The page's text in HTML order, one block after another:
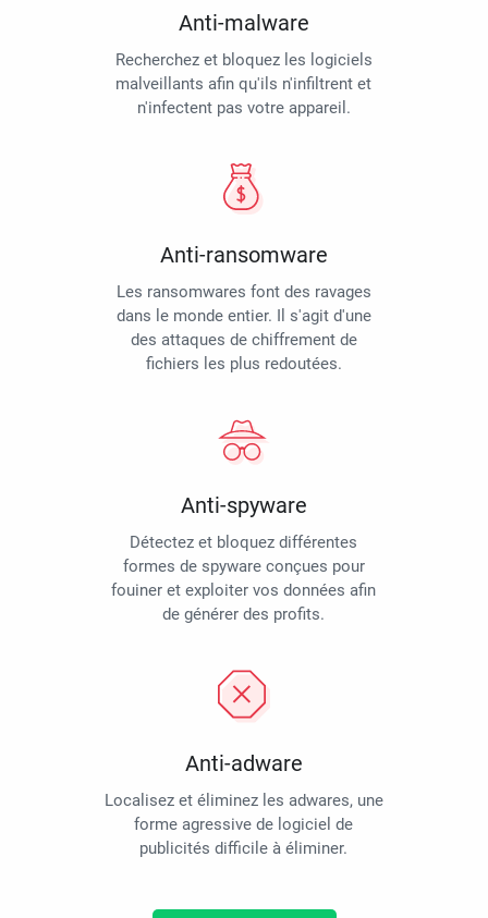
Anti-malware
Recherchez et bloquez les logiciels
malveillants afin qu'ils n'infiltrent et
n'infectent pas votre appareil.
Anti-ransomware
Les ransomwares font des ravages
dans le monde entier. Il s'agit d'une
des attaques de chiffrement de
fichiers les plus redoutées.
Anti-spyware
Détectez et bloquez différentes
formes de spyware conçues pour
fouiner et exploiter vos données afin
de générer des profits.
Anti-adware
Localisez et éliminez les adwares, une
forme agressive de logiciel de
publicités difficile à éliminer.